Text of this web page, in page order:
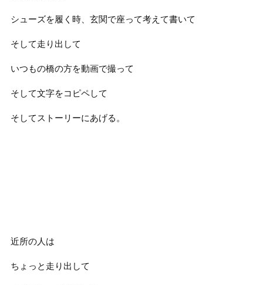
シューズを履く時、玄関で座って考えて書いて
そして走り出して
いつもの橋の方を動画で撮って
そして文字をコピペして
そしてストーリーにあげる。
近所の人は
ちょっと走り出して